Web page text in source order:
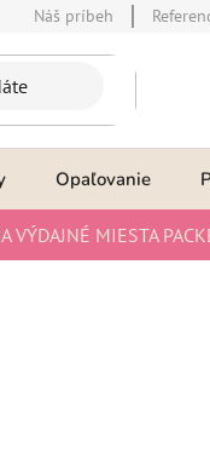
Náš príbeh
Opaľovanie
VÝDAJNÉ MIESTA